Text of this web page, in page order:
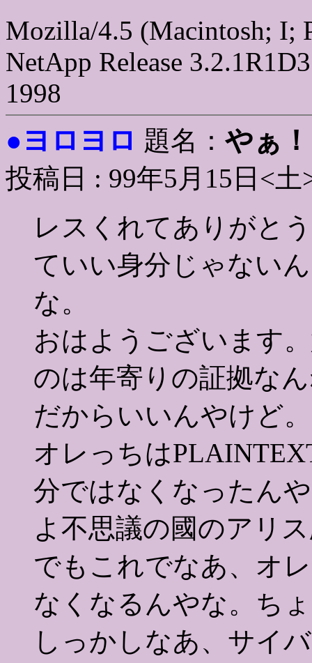
Mozilla/4.5 (Macintosh; I;
NetApp Release
1998
● ヨロヨロ 題名： やぁ！
投稿日 : 99年5月15日<土
レスくれてありがと
ていい身分じゃない
な。
おはようございます
のは年寄りの証拠な
だからいいんやけど。
オレっちは
分ではなくなったん
よ不思議の國のアリ
でもこれでなあ、オ
なくなるんやな。ち
しっかしなあ、サイ